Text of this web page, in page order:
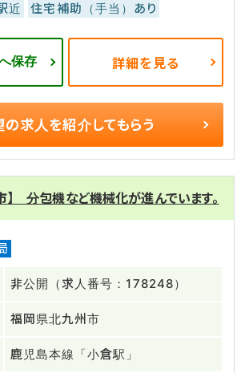
近 住宅補助（手当）あり
保存 詳細を見る
の求人を紹介してもらう
】 分包機など機械化が進んでいます。
非公開（求人番号：178248）
福岡県北九州市
鹿児島本線「小倉駅」